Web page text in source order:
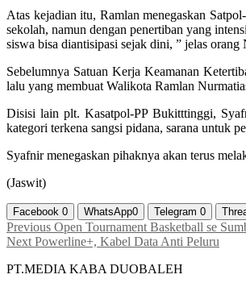
Atas kejadian itu, Ramlan menegaskan
sekolah, namun dengan penertiban yang
siswa bisa diantisipasi sejak dini, ” jelas
Sebelumnya Satuan Kerja Keamanan
lalu yang membuat Walikota Ramlan
Disisi lain plt. Kasatpol-PP Bukitttinggi,
kategori terkena sangsi pidana, sarana untuk
Syafnir menegaskan pihaknya akan terus
(Jaswit)
Facebook 0 WhatsApp0 Telegram 0
Navigasi
pos
Previous Previous
post:
Open Tournament Basketball se
Next Next
Powerline+, Kabel Data Anti Peluru
PT.MEDIA KABA DUOBALEH